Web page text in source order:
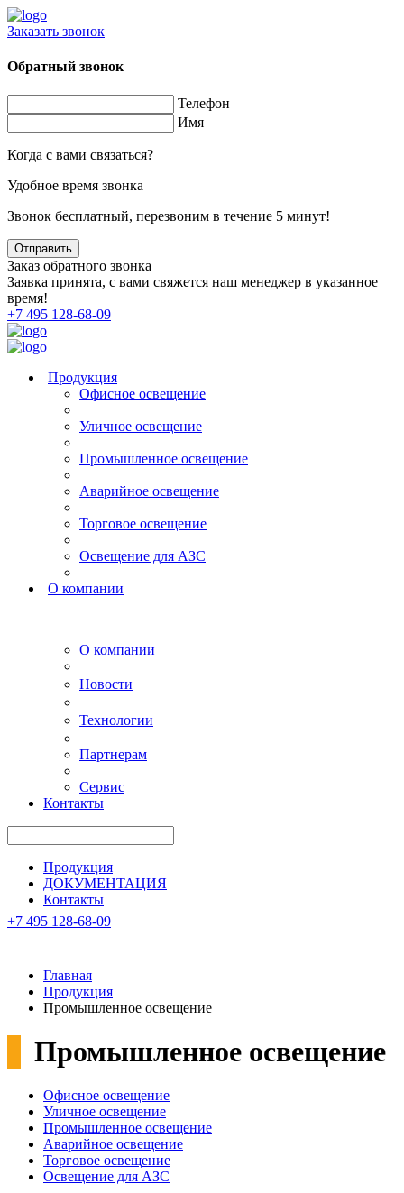
Заказать звонок
Обратный звонок
Телефон
Имя
Когда с вами связаться?
Удобное время звонка
Звонок бесплатный, перезвоним в течение 5 минут!
Заказ обратного звонка
Заявка принята, с вами свяжется наш менеджер в указанное
время!
+7 495 128-68-09
Продукция
Офисное освещение
Уличное освещение
Промышленное освещение
Аварийное освещение
Торговое освещение
Освещение для АЗС
О компании
О компании
Новости
Технологии
Партнерам
Сервис
Контакты
Продукция
ДОКУМЕНТАЦИЯ
Контакты
+7 495 128-68-09
Главная
Продукция
Промышленное освещение
Промышленное освещение
Офисное освещение
Уличное освещение
Промышленное освещение
Аварийное освещение
Торговое освещение
Освещение для АЗС